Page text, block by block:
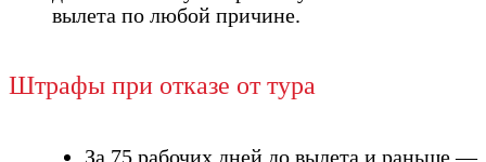
вылета по любой причине.
Штрафы при отказе от тура
За 75 рабочих дней до вылета и раньше —